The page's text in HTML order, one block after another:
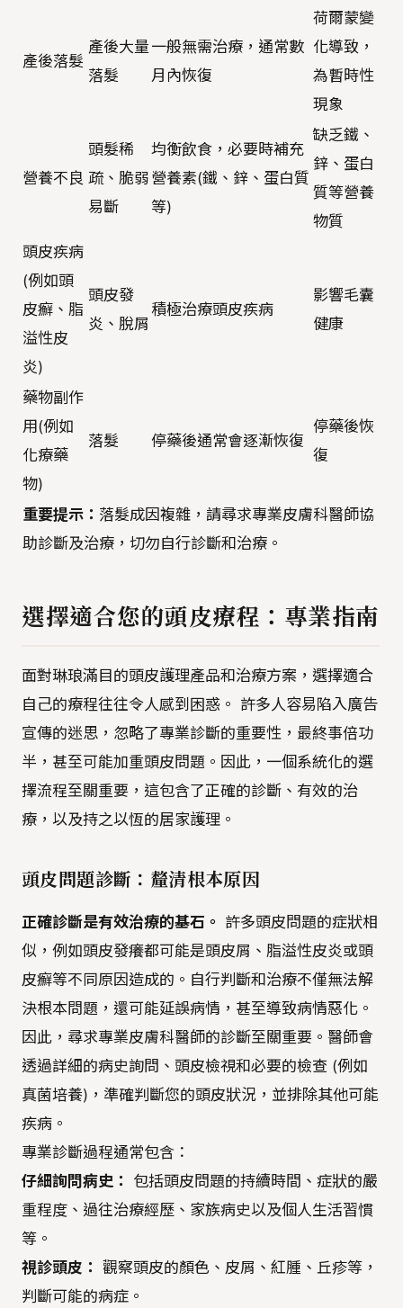
產後落髮
產後大量
落髮
一般無需治療，通常數
月內恢復
荷爾蒙變
化導致，
為暫時性
現象
營養不良
頭髮稀
疏、脆弱
易斷
均衡飲食，必要時補充
營養素(鐵、鋅、蛋白質
等)
缺乏鐵、
鋅、蛋白
質等營養
物質
頭皮疾病
(例如頭
皮癬、脂
溢性皮
炎)
頭皮發
炎、脫屑
積極治療頭皮疾病
影響毛囊
健康
藥物副作
用(例如
化療藥
物)
落髮 停藥後通常會逐漸恢復
停藥後恢
復
重要提示： 落髮成因複雜，請尋求專業皮膚科醫師協
助診斷及治療，切勿自行診斷和治療。
選擇適合您的頭皮療程：專業指南
面對琳琅滿目的頭皮護理產品和治療方案，選擇適合
自己的療程往往令人感到困惑。 許多人容易陷入廣告
宣傳的迷思，忽略了專業診斷的重要性，最終事倍功
半，甚至可能加重頭皮問題。因此，一個系統化的選
擇流程至關重要，這包含了正確的診斷、有效的治
療，以及持之以恆的居家護理。
頭皮問題診斷：釐清根本原因
正確診斷是有效治療的基石。 許多頭皮問題的症狀相
似，例如頭皮發癢都可能是頭皮屑、脂溢性皮炎或頭
皮癬等不同原因造成的。自行判斷和治療不僅無法解
決根本問題，還可能延誤病情，甚至導致病情惡化。
因此，尋求專業皮膚科醫師的診斷至關重要。醫師會
透過詳細的病史詢問、頭皮檢視和必要的檢查 (例如
真菌培養)，準確判斷您的頭皮狀況，並排除其他可能
疾病。
專業診斷過程通常包含：
仔細詢問病史：
包括頭皮問題的持續時間、症狀的嚴
重程度、過往治療經歷、家族病史以及個人生活習慣
等。
視診頭皮： 觀察頭皮的顏色、皮屑、紅腫、丘疹等，
判斷可能的病症。